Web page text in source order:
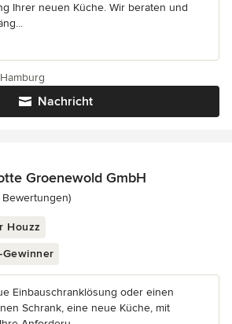
Ihrer neuen Küche. Wir beraten und
Nachricht
Groenewold GmbH
5 von 5 Sternen
Bewertungen)
Houzz
Gewinner
Einbauschranklösung oder einen
Schrank, eine neue Küche, mit